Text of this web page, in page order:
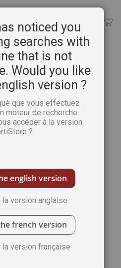
Tome 1
produit
noticed you
searches with
that is not
Would you like
version ?
que vous effectuez
moteur de recherche
accéder à la version
?
english version
la version anglaise
french version
la version française